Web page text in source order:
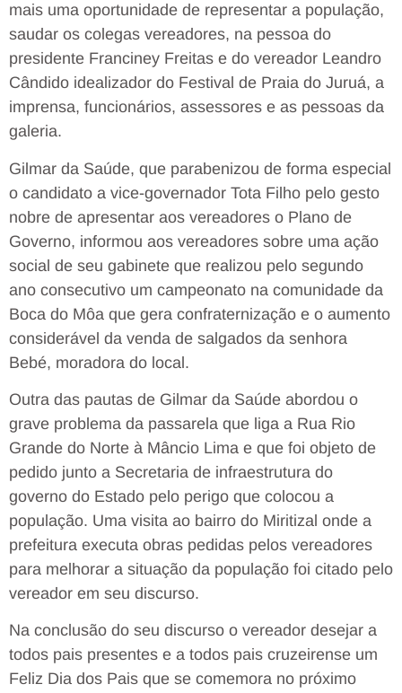
mais uma oportunidade de representar a população,
saudar os colegas vereadores, na pessoa do
presidente Franciney Freitas e do vereador Leandro
Cândido idealizador do Festival de Praia do Juruá, a
imprensa, funcionários, assessores e as pessoas da
galeria.
Gilmar da Saúde, que parabenizou de forma especial
o candidato a vice-governador Tota Filho pelo gesto
nobre de apresentar aos vereadores o Plano de
Governo, informou aos vereadores sobre uma ação
social de seu gabinete que realizou pelo segundo
ano consecutivo um campeonato na comunidade da
Boca do Môa que gera confraternização e o aumento
considerável da venda de salgados da senhora
Bebé, moradora do local.
Outra das pautas de Gilmar da Saúde abordou o
grave problema da passarela que liga a Rua Rio
Grande do Norte à Mâncio Lima e que foi objeto de
pedido junto a Secretaria de infraestrutura do
governo do Estado pelo perigo que colocou a
população. Uma visita ao bairro do Miritizal onde a
prefeitura executa obras pedidas pelos vereadores
para melhorar a situação da população foi citado pelo
vereador em seu discurso.
Na conclusão do seu discurso o vereador desejar a
todos pais presentes e a todos pais cruzeirense um
Feliz Dia dos Pais que se comemora no próximo